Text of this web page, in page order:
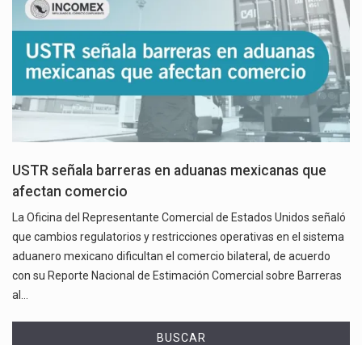
USTR señala barreras en aduanas mexicanas que
afectan comercio
La Oficina del Representante Comercial de Estados Unidos señaló
que cambios regulatorios y restricciones operativas en el sistema
aduanero mexicano dificultan el comercio bilateral, de acuerdo
con su Reporte Nacional de Estimación Comercial sobre Barreras
al…
BUSCAR